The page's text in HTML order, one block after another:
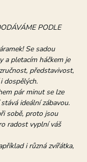
PODLE
Se sadou
a pletacím háčkem je
představivost,
dospělých.
pár minut se lze
ideální zábavou.
sobě, proto jsou
radost vyplní váš
i různá zvířátka,